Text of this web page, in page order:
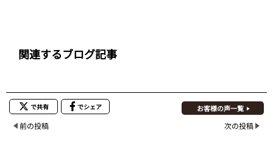
関連するブログ記事
で共有 でシェア お客様の声一覧
前の投稿 次の投稿